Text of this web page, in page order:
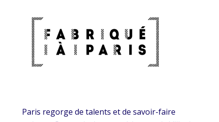
Paris regorge de talents et de savoir-faire